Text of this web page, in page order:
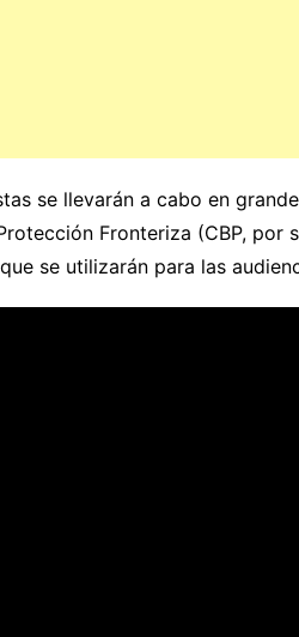
se llevarán a cabo en
Fronteriza (CBP, por
se utilizarán para las